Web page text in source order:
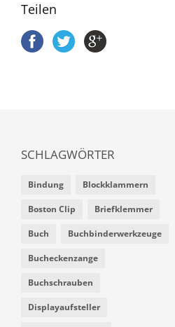
Teilen
SCHLAGWÖRTER
Bindung Blockklammern
Boston Clip Briefklemmer
Buch Buchbinderwerkzeuge
Bucheckenzange
Buchschrauben
Displayaufsteller